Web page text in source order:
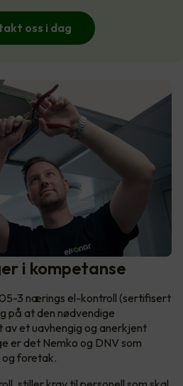
oss i dag
i kompetanse
3 nærings el-kontroll (sertifisert
på at den nødvendige
et uavhengig og anerkjent
er det Nemko og DNV som
foretak.